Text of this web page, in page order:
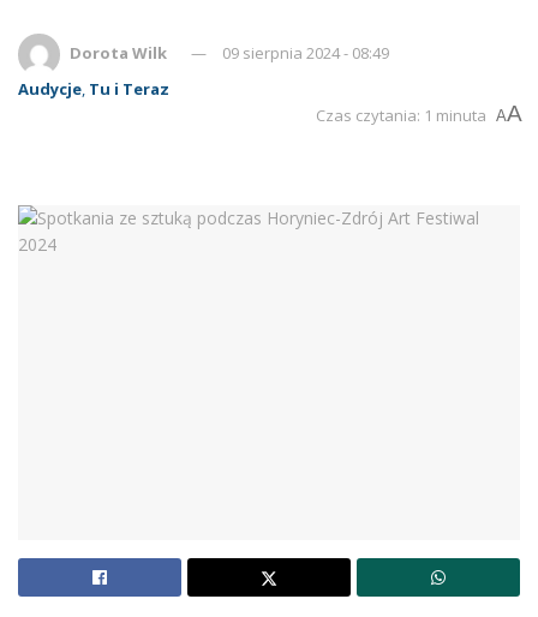
Dorota Wilk
09 sierpnia 2024 - 08:49
Audycje, Tu i Teraz
Czas czytania: 1 minuta AA